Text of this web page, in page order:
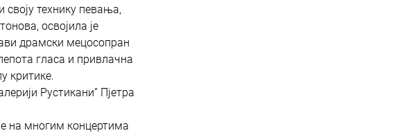
технику певања,
освојила је
драмски мецосопран
гласа и привлачна
критике.
Рустикани” Пјетра
на многим концертима